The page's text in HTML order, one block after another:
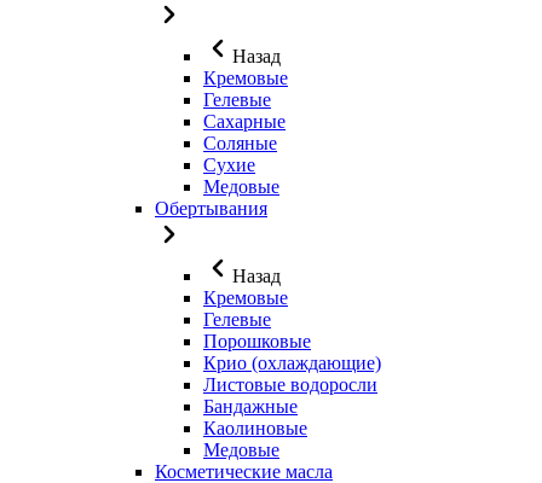
Назад
Кремовые
Гелевые
Сахарные
Соляные
Сухие
Медовые
Обертывания
Назад
Кремовые
Гелевые
Порошковые
Крио (охлаждающие)
Листовые водоросли
Бандажные
Каолиновые
Медовые
Косметические масла